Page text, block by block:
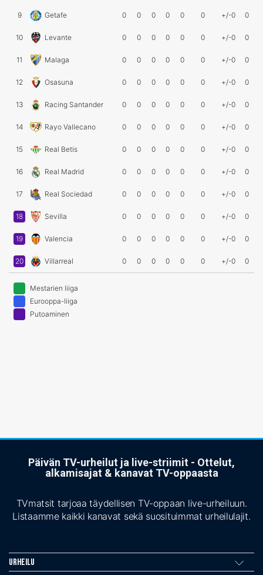
9 Getafe 0 0 0 0 0 0 +/-0 0
10 Levante 0 0 0 0 0 0 +/-0 0
11 Malaga 0 0 0 0 0 0 +/-0 0
12 Osasuna 0 0 0 0 0 0 +/-0 0
13 Racing Santander 0 0 0 0 0 0 +/-0 0
14 Rayo Vallecano 0 0 0 0 0 0 +/-0 0
15 Real Betis 0 0 0 0 0 0 +/-0 0
16 Real Madrid 0 0 0 0 0 0 +/-0 0
17 Real Sociedad 0 0 0 0 0 0 +/-0 0
18 Sevilla 0 0 0 0 0 0 +/-0 0
19 Valencia 0 0 0 0 0 0 +/-0 0
20 Villarreal 0 0 0 0 0 0 +/-0 0
Mestarien liiga
Eurooppa-liiga
Putoaminen
Päivän TV-urheilut ja live-striimit - Ottelut,
alkamisajat & kanavat TV-oppaasta
TVmatsit tarjoaa täydellisen TV-oppaan live-urheiluun.
Listaamme kaikki kanavat sekä suosituimmat urheilulajit.
Urheilu